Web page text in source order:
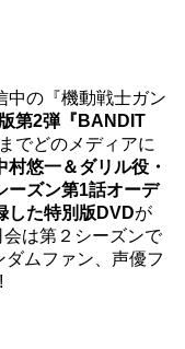
中の『機動戦士ガン
第2弾『BANDIT
でどのメディアに
村悠一＆ダリル役・
ーズン第1話オーデ
した特別版DVDが
は第２シーズンで
ダムファン、声優フ